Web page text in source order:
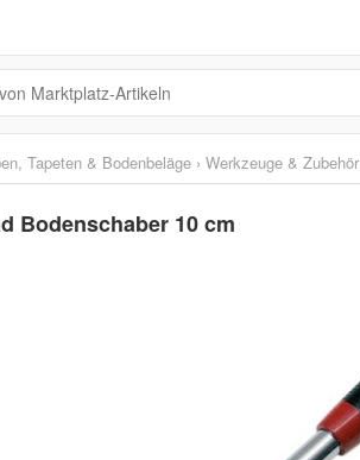
Tapeten & Bodenbeläge › Werkzeuge & Zubehör
Bodenschaber 10 cm